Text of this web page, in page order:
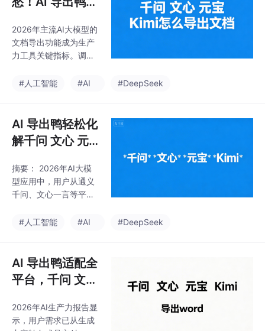
N等技术社区需求，文
案，如学术论文复用优
先选通义千问，跨平台
协作推荐腾讯元宝，并
移动端公式高效渲染与
91.4%，本土
宝 Kimi 怎么导
出文档，操作简
2026年主流AI大模型的
文档导出功能成为生产
力工具关键指标。调研
动复制粘贴等导出问
态融合方面。技术评测
显示，各模型在格式支
持、排版引擎和代码解
千问Markdown渲染准
确率96%，文心一言Off
ice兼容性最佳。场景化
代码高亮，行业报告需
术转换，未来趋势是
#人工智能 #AI #DeepSeek
AI 导出鸭轻松化
解千问 文心 元
文字带星号，导
出格式零错乱
摘要： 2026年AI大模
型应用中，用户从通义
千问、文心一言等平台
号（*）、格式错乱或敏
制与前端渲染冲突，对
比了主流模型的文本处
理差异（如文心一言严
丢包），并提出场景化
解决方案。针对开发者
#人工智能 #AI #DeepSeek
AI 导出鸭适配全
平台，千问 文心
word 排版极速
2026年AI生产力报告显
示，用户需求已从生成